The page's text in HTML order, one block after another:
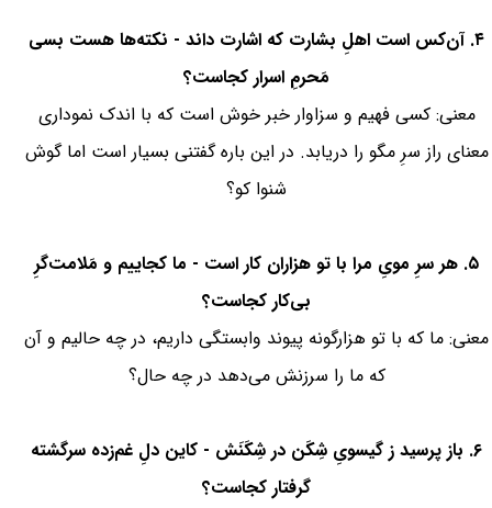
۴. آن‌کس است اهلِ بشارت که اشارت داند - نکته‌ها هست بسی
مَحرمِ اسرار کجاست؟
معنی: کسی فهیم و سزاوار خبر خوش است که با اندک نموداری
معنای راز سرِ مگو را دریابد. در این باره گفتنی بسیار است اما گوش
شنوا کو؟
۵. هر سرِ مویِ مرا با تو هزاران کار است - ما کجاییم و مَلامت‌گرِ
بی‌کار کجاست؟
معنی: ما که با تو هزارگونه پیوند وابستگی داریم، در چه حالیم و آن
که ما را سرزنش می‌دهد در چه حال؟
۶. باز پرسید ز گیسویِ شِکَن در شِکَنَش - کاین دلِ غم‌زده سرگشته
گرفتار کجاست؟